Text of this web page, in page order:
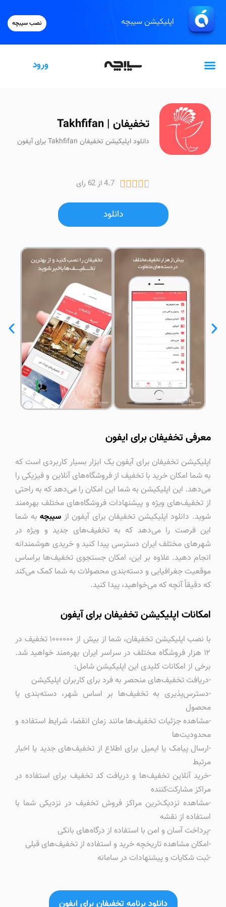
نصب سیبچه اپلیکیشن سیبچه
ورود
تخفیفان | Takhfifan
دانلود اپلیکیشن تخفیفان Takhfifan برای آیفون
4.7 از 62 رای 
دانلود
معرفی تخفیفان برای ایفون
اپلیکیشن تخفیفان برای آیفون یک ابزار بسیار کاربردی است که
به شما امکان خرید با تخفیف از فروشگاه‌های آنلاین و فیزیکی را
می‌دهد. این اپلیکیشن به شما این امکان را می‌دهد که به راحتی
از تخفیف‌های ویژه و پیشنهادات فروشگاه‌های مختلف بهره‌مند
شوید. دانلود اپلیکیشن تخفیفان برای آیفون از سیبچهبه شما
این فرصت را می‌دهد که به تخفیف‌های جدید و ویژه در
شهرهای مختلف ایران دسترسی پیدا کنید و خریدی هوشمندانه
انجام دهید. علاوه بر این، امکان جستجوی تخفیف‌ها براساس
موقعیت جغرافیایی و دسته‌بندی محصولات به شما کمک می‌کند
که دقیقاً آنچه که می‌خواهید، پیدا کنید.
امکانات اپلیکیشن تخفیفان برای آیفون
با نصب اپلیکیشن تخفیفان، شما از بیش از ۱۰۰۰۰۰۰ تخفیف در
۱۲ هزار فروشگاه مختلف در سراسر ایران بهره‌مند خواهید شد.
برخی از امکانات کلیدی این اپلیکیشن شامل:
-دریافت تخفیف‌های منحصر به فرد برای کاربران اپلیکیشن
-دسترس‌پذیری به تخفیف‌ها بر اساس شهر، دسته‌بندی یا
محصول
-مشاهده جزئیات تخفیف‌ها مانند زمان انقضا، شرایط استفاده و
محدودیت‌ها
-ارسال پیامک یا ایمیل برای اطلاع از تخفیف‌های جدید یا اخبار
مرتبط
-خرید آنلاین تخفیف‌ها و دریافت کد تخفیف برای استفاده در
مراکز مشارکت‌کننده
-مشاهده نزدیک‌ترین مراکز فروش تخفیف در نزدیکی شما با
استفاده از نقشه
-پرداخت آسان و امن با استفاده از درگاه‌های بانکی
-امکان مشاهده تاریخچه خرید و استفاده از تخفیف‌های قبلی
-ثبت شکایات و پیشنهادات در سامانه
دانلود برنامه تخفيفان براي ايفون